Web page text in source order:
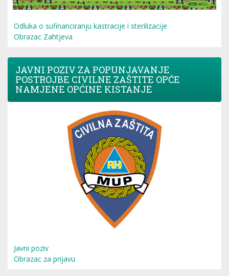
Odluka o sufinanciranju kastracije i sterilizacije
Obrazac Zahtjeva
JAVNI POZIV ZA POPUNJAVANJE
POSTROJBE CIVILNE ZAŠTITE OPĆE
NAMJENE OPĆINE KISTANJE
Javni poziv
Obrazac za prijavu